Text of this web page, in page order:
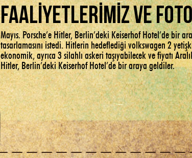
FAALİYETLERİMİZ ve
Mayıs. Porsche’e Hitler, Berlin’deki Keiserhof Hotel’de bir
tasarlamasını istedi. Hitlerin hedeflediği volkswagen 2
ekonomik, ayrıca 3 silahlı askeri taşıyabilecek ve fiyatı
Hitler, Berlin’deki Keiserhof Hotel’de bir araya geldiler.